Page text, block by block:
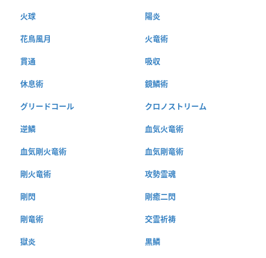
火球 陽炎
花鳥風月 火竜術
貫通 吸収
休息術 鏡鱗術
グリードコール クロノストリーム
逆鱗 血気火竜術
血気剛火竜術 血気剛竜術
剛火竜術 攻勢霊魂
剛閃 剛癒二閃
剛竜術 交霊祈祷
獄炎 黒鱗